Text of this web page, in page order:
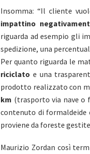
Insomma: “Il cliente
impattino
riguarda ad esempio gli
spedizione, una
Per quanto riguarda le
riciclato e una
prodotto realizzato con
km (trasporto via nave o
contenuto di formaldeide
proviene da foreste
Maurizio Zordan così